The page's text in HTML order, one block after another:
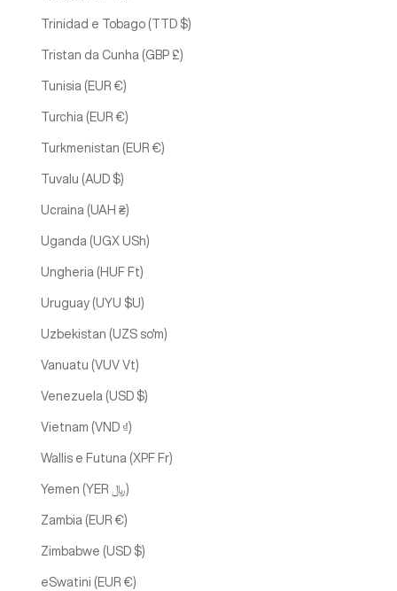
Trinidad e Tobago (TTD $)
Tristan da Cunha (GBP £)
Tunisia (EUR €)
Turchia (EUR €)
Turkmenistan (EUR €)
Tuvalu (AUD $)
Ucraina (UAH ₴)
Uganda (UGX USh)
Ungheria (HUF Ft)
Uruguay (UYU $U)
Uzbekistan (UZS so'm)
Vanuatu (VUV Vt)
Venezuela (USD $)
Vietnam (VND ₫)
Wallis e Futuna (XPF Fr)
Yemen (YER ﷼)
Zambia (EUR €)
Zimbabwe (USD $)
eSwatini (EUR €)